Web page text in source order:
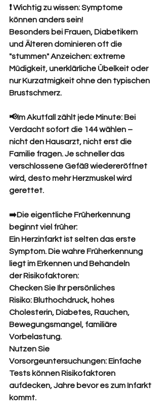
❗ Wichtig zu wissen: Symptome
können anders sein!
Besonders bei Frauen, Diabetikern
und Älteren dominieren oft die
"stummen" Anzeichen: extreme
Müdigkeit, unerklärliche Übelkeit oder
nur Kurzatmigkeit ohne den typischen
Brustschmerz.
📢Im Akutfall zählt jede Minute: Bei
Verdacht sofort die 144 wählen –
nicht den Hausarzt, nicht erst die
Familie fragen. Je schneller das
verschlossene Gefäß wiedereröffnet
wird, desto mehr Herzmuskel wird
gerettet.
➡️Die eigentliche Früherkennung
beginnt viel früher:
Ein Herzinfarkt ist selten das erste
Symptom. Die wahre Früherkennung
liegt im Erkennen und Behandeln
der Risikofaktoren:
Checken Sie Ihr persönliches
Risiko: Bluthochdruck, hohes
Cholesterin, Diabetes, Rauchen,
Bewegungsmangel, familiäre
Vorbelastung.
Nutzen Sie
Vorsorgeuntersuchungen: Einfache
Tests können Risikofaktoren
aufdecken, Jahre bevor es zum Infarkt
kommt.